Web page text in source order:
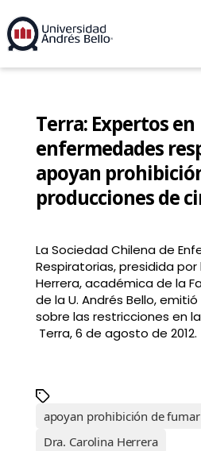
Terra: Expertos en
enfermedades
apoyan
producciones de
La Sociedad Chilena de
Respiratorias, presidida por
Herrera, académica de la
de la U. Andrés Bello,
sobre las restricciones en
Terra, 6 de agosto de 2012.
apoyan prohibición de fumar
Dra. Carolina Herrera